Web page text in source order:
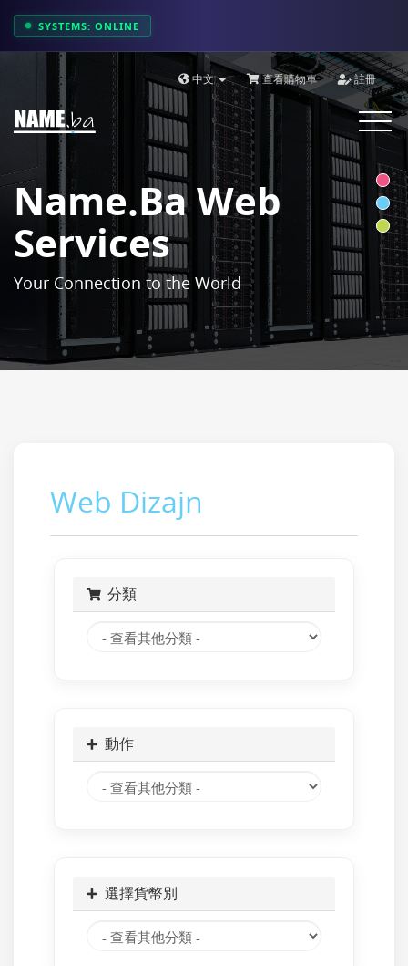
SYSTEMS: ONLINE
中文 查看購物車 註冊
Toggle
Name.ba Web
Services
Your Connection to the World
Web Dizajn
分類
動作
選擇貨幣別